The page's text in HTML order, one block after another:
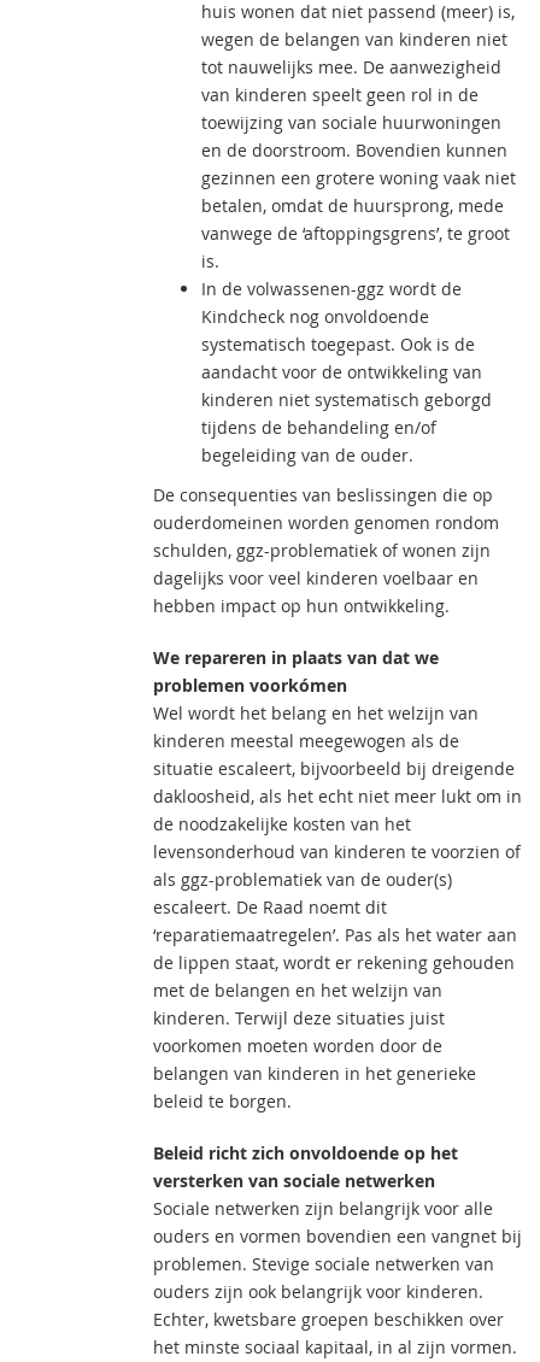
huis wonen dat niet passend (meer) is,
wegen de belangen van kinderen niet
tot nauwelijks mee. De aanwezigheid
van kinderen speelt geen rol in de
toewijzing van sociale huurwoningen
en de doorstroom. Bovendien kunnen
gezinnen een grotere woning vaak niet
betalen, omdat de huursprong, mede
vanwege de ‘aftoppingsgrens’, te groot
is.
In de volwassenen-ggz wordt de
Kindcheck nog onvoldoende
systematisch toegepast. Ook is de
aandacht voor de ontwikkeling van
kinderen niet systematisch geborgd
tijdens de behandeling en/of
begeleiding van de ouder.
De consequenties van beslissingen die op
ouderdomeinen worden genomen rondom
schulden, ggz-problematiek of wonen zijn
dagelijks voor veel kinderen voelbaar en
hebben impact op hun ontwikkeling.
We repareren in plaats van dat we
problemen voorkómen
Wel wordt het belang en het welzijn van
kinderen meestal meegewogen als de
situatie escaleert, bijvoorbeeld bij dreigende
dakloosheid, als het echt niet meer lukt om in
de noodzakelijke kosten van het
levensonderhoud van kinderen te voorzien of
als ggz-problematiek van de ouder(s)
escaleert. De Raad noemt dit
‘reparatiemaatregelen’. Pas als het water aan
de lippen staat, wordt er rekening gehouden
met de belangen en het welzijn van
kinderen. Terwijl deze situaties juist
voorkomen moeten worden door de
belangen van kinderen in het generieke
beleid te borgen.
Beleid richt zich onvoldoende op het
versterken van sociale netwerken
Sociale netwerken zijn belangrijk voor alle
ouders en vormen bovendien een vangnet bij
problemen. Stevige sociale netwerken van
ouders zijn ook belangrijk voor kinderen.
Echter, kwetsbare groepen beschikken over
het minste sociaal kapitaal, in al zijn vormen.